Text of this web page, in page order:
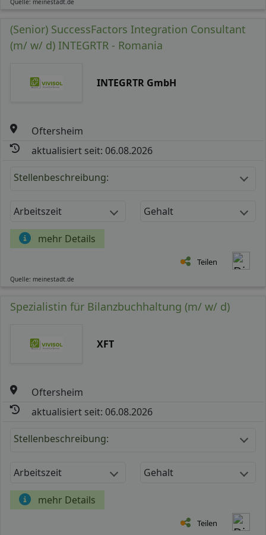
Quelle: meinestadt.de
(Senior) SuccessFactors Integration Consultant
(m/ w/ d) INTEGRTR - Romania
INTEGRTR GmbH
Oftersheim
aktualisiert seit: 06.08.2026
Stellenbeschreibung:
Arbeitszeit Gehalt
mehr Details
Teilen
Quelle: meinestadt.de
Spezialistin für Bilanzbuchhaltung (m/ w/ d)
XFT
Oftersheim
aktualisiert seit: 06.08.2026
Stellenbeschreibung:
Arbeitszeit Gehalt
mehr Details
Teilen